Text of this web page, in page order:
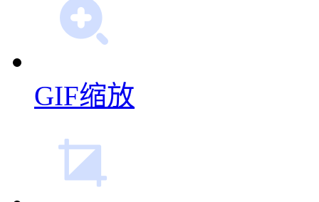
GIF缩放